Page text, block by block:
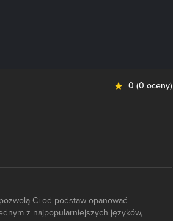
0 (0 oceny)
Ci od podstaw opanować
z najpopularniejszych języków,